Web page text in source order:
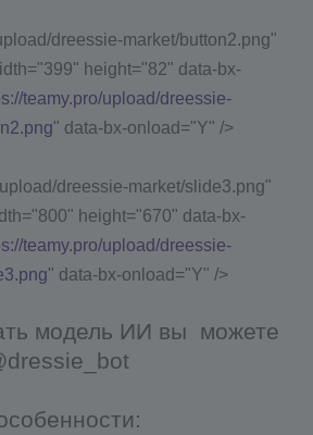
dreessie-market/button2.png"
height="82" data-bx-
teamy.pro/upload/dreessie-
" data-bx-onload="Y" />
dreessie-market/slide3.png"
height="670" data-bx-
teamy.pro/upload/dreessie-
" data-bx-onload="Y" />
модель ИИ вы можете